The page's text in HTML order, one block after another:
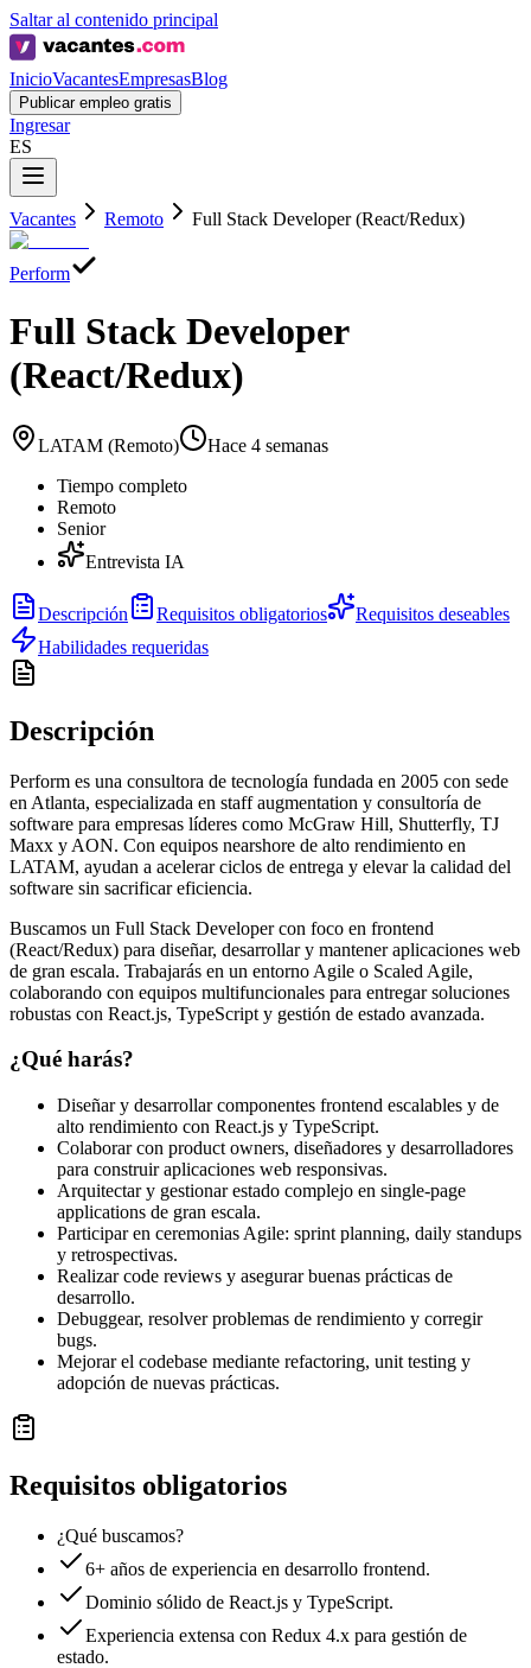
Saltar al contenido principal
InicioVacantesEmpresasBlog
Publicar empleo gratis
Ingresar
ES
Vacantes Remoto Full Stack Developer (React/Redux)
Perform
Full Stack Developer
(React/Redux)
LATAM (Remoto)
Hace 4 semanas
Tiempo completo
Remoto
Senior
Entrevista IA
Descripción Requisitos obligatorios
Requisitos deseables
Habilidades requeridas
Descripción
Perform es una consultora de tecnología fundada en 2005 con sede
en Atlanta, especializada en staff augmentation y consultoría de
software para empresas líderes como McGraw Hill, Shutterfly, TJ
Maxx y AON. Con equipos nearshore de alto rendimiento en
LATAM, ayudan a acelerar ciclos de entrega y elevar la calidad del
software sin sacrificar eficiencia.
Buscamos un Full Stack Developer con foco en frontend
(React/Redux) para diseñar, desarrollar y mantener aplicaciones web
de gran escala. Trabajarás en un entorno Agile o Scaled Agile,
colaborando con equipos multifuncionales para entregar soluciones
robustas con React.js, TypeScript y gestión de estado avanzada.
¿Qué harás?
Diseñar y desarrollar componentes frontend escalables y de
alto rendimiento con React.js y TypeScript.
Colaborar con product owners, diseñadores y desarrolladores
para construir aplicaciones web responsivas.
Arquitectar y gestionar estado complejo en single-page
applications de gran escala.
Participar en ceremonias Agile: sprint planning, daily standups
y retrospectivas.
Realizar code reviews y asegurar buenas prácticas de
desarrollo.
Debuggear, resolver problemas de rendimiento y corregir
bugs.
Mejorar el codebase mediante refactoring, unit testing y
adopción de nuevas prácticas.
Requisitos obligatorios
¿Qué buscamos?
6+ años de experiencia en desarrollo frontend.
Dominio sólido de React.js y TypeScript.
Experiencia extensa con Redux 4.x para gestión de
estado.